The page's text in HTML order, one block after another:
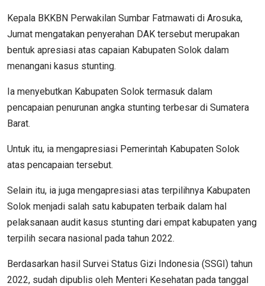
Kepala BKKBN Perwakilan Sumbar Fatmawati di Arosuka,
Jumat mengatakan penyerahan DAK tersebut merupakan
bentuk apresiasi atas capaian Kabupaten Solok dalam
menangani kasus stunting.
Ia menyebutkan Kabupaten Solok termasuk dalam
pencapaian penurunan angka stunting terbesar di Sumatera
Barat.
Untuk itu, ia mengapresiasi Pemerintah Kabupaten Solok
atas pencapaian tersebut.
Selain itu, ia juga mengapresiasi atas terpilihnya Kabupaten
Solok menjadi salah satu kabupaten terbaik dalam hal
pelaksanaan audit kasus stunting dari empat kabupaten yang
terpilih secara nasional pada tahun 2022.
Berdasarkan hasil Survei Status Gizi Indonesia (SSGI) tahun
2022, sudah dipublis oleh Menteri Kesehatan pada tanggal